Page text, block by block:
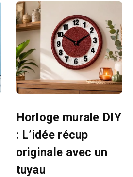
Horloge murale DIY
: L’idée récup
originale avec un
tuyau